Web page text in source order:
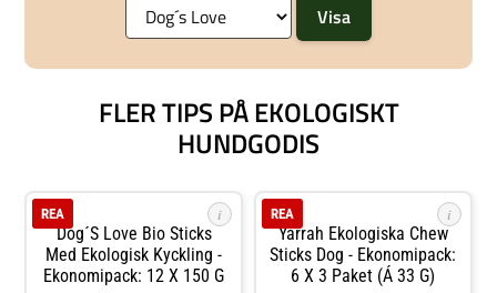
kan skämma bort hundarna extra
mycket. Raw for Paw Dog Treats
konserveringsmedel, smakämnen
eller andra tillsatser eller
antibiotiska rester.
FLER TIPS PÅ EKOLOGISKT
HUNDGODIS
i
Dog´s Love Bio Sticks
Med Ekologisk Kyckling -
Ekonomipack: 12 X 150 G
REA i
Yarrah Ekologiska Chew
Sticks Dog - Ekonomipack:
6 X 3 Paket (á 33 G)
REA